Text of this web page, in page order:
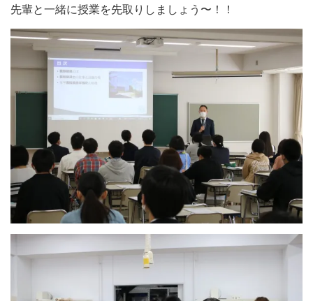
先輩と一緒に授業を先取りしましょう〜！！